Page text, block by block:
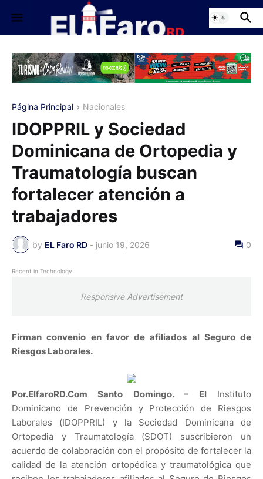
Página Principal Nacionales
IDOPPRIL y Sociedad
Dominicana de Ortopedia y
Traumatología buscan
fortalecer atención a
trabajadores
by EL Faro RD - junio 19, 2026 0
Recent in Technology
Responsive Advertisement
Firman convenio en favor de afiliados al Seguro de
Riesgos Laborales.
Por.ElfaroRD.Com Santo Domingo. – ElInstituto
Dominicano de Prevención y Protección de Riesgos
Laborales (IDOPPRIL) y la Sociedad Dominicana de
Ortopedia y Traumatología (SDOT) suscribieron un
acuerdo de colaboración con el propósito de fortalecer la
calidad de la atención ortopédica y traumatológica que